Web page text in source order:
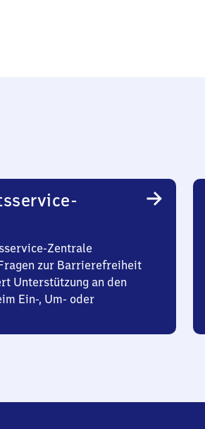
Zentrale
zur Barrierefreiheit
Unterstützung an den
Ein-, Um- oder